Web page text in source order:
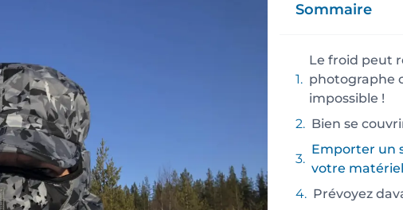
Sommaire
Le froid peut
photographe
impossible !
Bien se
Emporter un
votre
Prévoyez